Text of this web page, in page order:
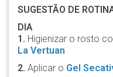
SUGESTÃO DE
DIA
1. Higienizar o rosto
La Vertuan
2. Aplicar o Gel